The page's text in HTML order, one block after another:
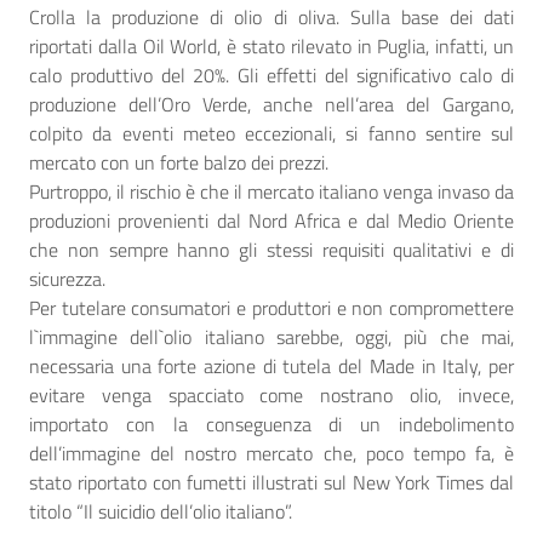
Crolla la produzione di olio di oliva. Sulla base dei dati
riportati dalla Oil World, è stato rilevato in Puglia, infatti, un
calo produttivo del 20%. Gli effetti del significativo calo di
produzione dell’Oro Verde, anche nell’area del Gargano,
colpito da eventi meteo eccezionali, si fanno sentire sul
mercato con un forte balzo dei prezzi.
Purtroppo, il rischio è che il mercato italiano venga invaso da
produzioni provenienti dal Nord Africa e dal Medio Oriente
che non sempre hanno gli stessi requisiti qualitativi e di
sicurezza.
Per tutelare consumatori e produttori e non compromettere
l`immagine dell`olio italiano sarebbe, oggi, più che mai,
necessaria una forte azione di tutela del Made in Italy, per
evitare venga spacciato come nostrano olio, invece,
importato con la conseguenza di un indebolimento
dell’immagine del nostro mercato che, poco tempo fa, è
stato riportato con fumetti illustrati sul New York Times dal
titolo “Il suicidio dell’olio italiano”.